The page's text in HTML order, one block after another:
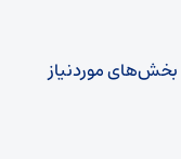
بخش‌های موردنیاز